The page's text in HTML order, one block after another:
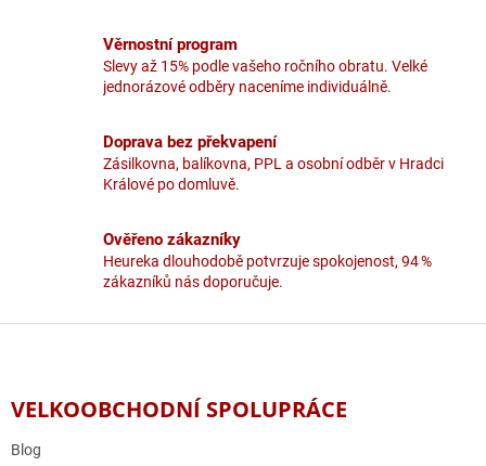
p
r
v
y
v
u
Věrnostní program
Slevy až 15% podle vašeho ročního obratu. Velké
jednorázové odběry naceníme individuálně.
Doprava bez překvapení
Zásilkovna, balíkovna, PPL a osobní odběr v Hradci
Králové po domluvě.
Ověřeno zákazníky
Heureka dlouhodobě potvrzuje spokojenost, 94 %
zákazníků nás doporučuje.
Z
VELKOOBCHODNÍ SPOLUPRÁCE
Blog